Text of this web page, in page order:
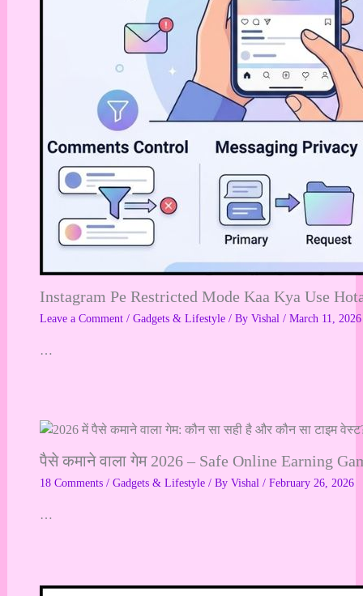
Instagram Pe Restricted Mode Kaa Kya Use
Leave a Comment / Gadgets & Lifestyle/ By Vishal / March 11, 2026
…
पैसे कमाने वाला गेम 2026 – Safe Online Earning
18 Comments / Gadgets & Lifestyle/ By Vishal / February 26, 2026
…